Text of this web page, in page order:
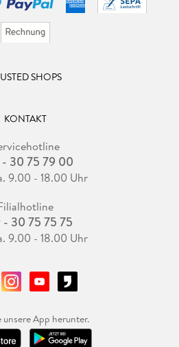
SHOPS
KONTAKT
30 75 79 00
9.00 - 18.00 Uhr
30 75 75 75
9.00 - 18.00 Uhr
unsere App herunter.